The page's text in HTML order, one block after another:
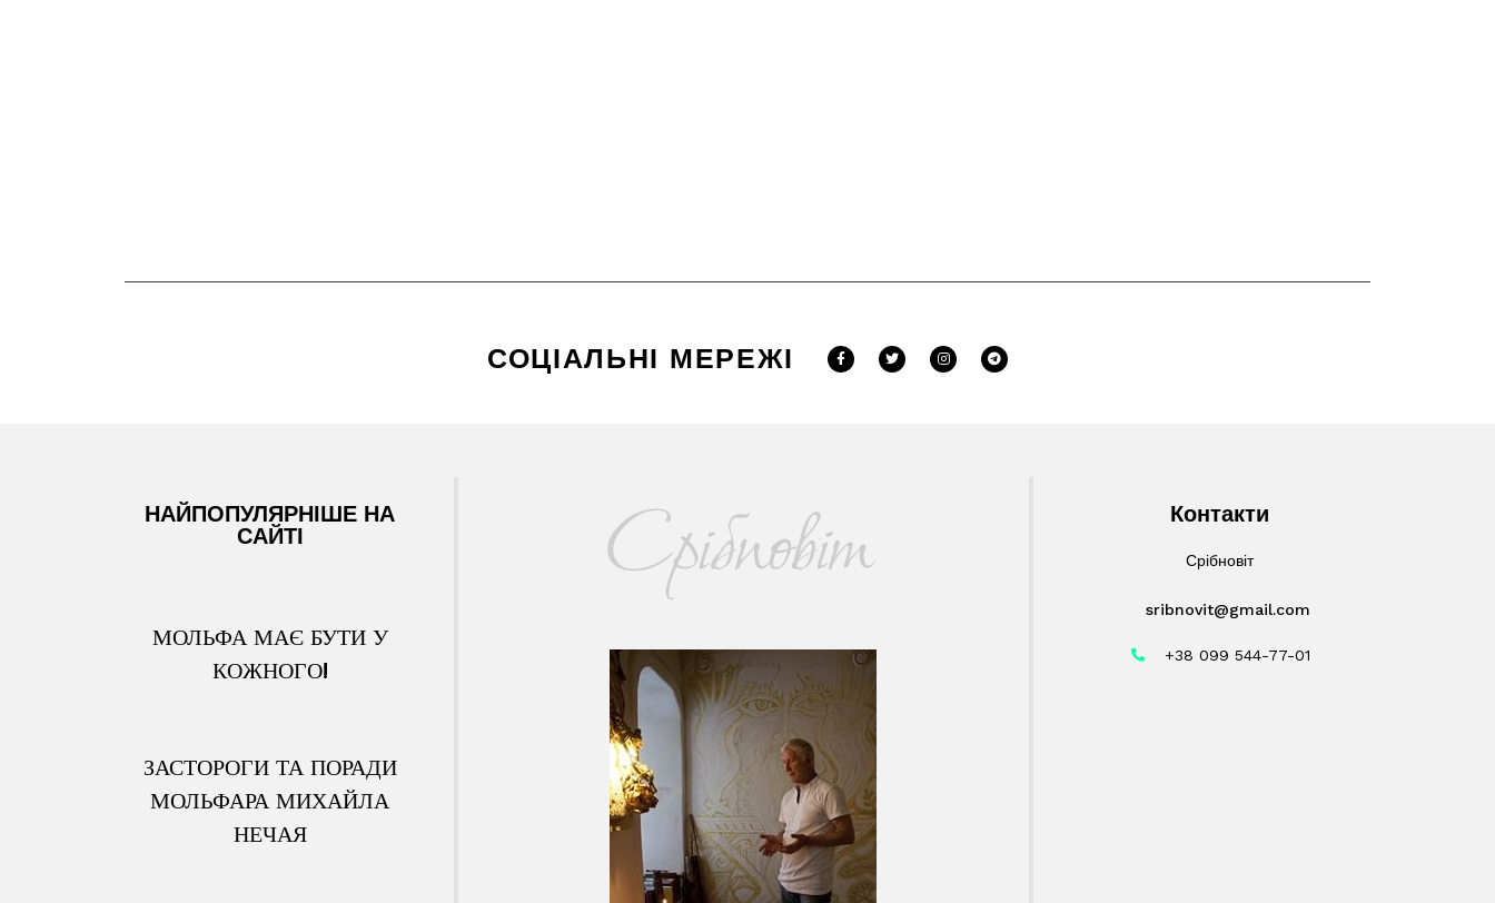
СОЦІАЛЬНІ МЕРЕЖІ
НАЙПОПУЛЯРНІШЕ НА
САЙТІ
МОЛЬФА МАЄ БУТИ У
КОЖНОГО!
ЗАСТОРОГИ ТА ПОРАДИ
МОЛЬФАРА МИХАЙЛА
НЕЧАЯ
Контакти
Срібновіт
sribnovit@gmail.com
+38 099 544-77-01